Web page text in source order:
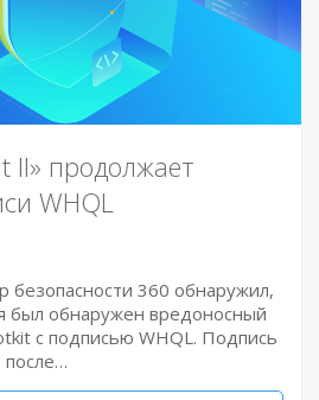
II» продолжает
WHQL
360 обнаружил,
был обнаружен вредоносный
с подписью WHQL. Подпись
после…